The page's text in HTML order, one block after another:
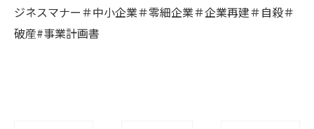
ジネスマナー＃中小企業＃零細企業＃企業再建＃自殺＃
破産#事業計画書